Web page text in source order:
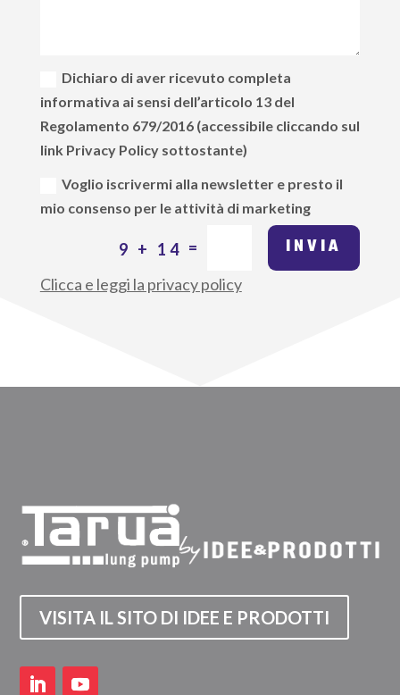
Dichiaro di aver ricevuto completa
informativa ai sensi dell’articolo 13 del
Regolamento 679/2016 (accessibile cliccando sul
link Privacy Policy sottostante)
Voglio iscrivermi alla newsletter e presto il
mio consenso per le attività di marketing
9 + 14 = INVIA
Clicca e leggi la privacy policy
VISITA IL SITO DI IDEE E PRODOTTI